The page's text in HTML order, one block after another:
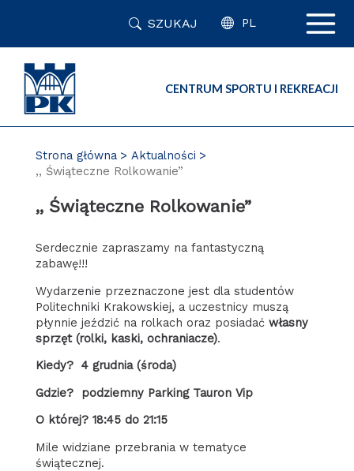
SZUKAJ PL
CENTRUM SPORTU I REKREACJI
Strona główna
Aktualności
,, Świąteczne Rolkowanie”
,, Świąteczne Rolkowanie”
Serdecznie zapraszamy na fantastyczną
zabawę!!!
Wydarzenie przeznaczone jest dla studentów
Politechniki Krakowskiej, a uczestnicy muszą
płynnie jeździć na rolkach oraz posiadać własny
sprzęt (rolki, kaski, ochraniacze).
Kiedy? 4 grudnia (środa)
Gdzie? podziemny Parking Tauron Vip
O której? 18:45 do 21:15
Mile widziane przebrania w tematyce
świątecznej.